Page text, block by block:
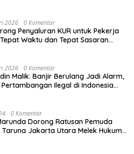
2026 0 Komentar
Penyaluran KUR untuk Pekerja
Waktu dan Tepat Sasaran
2026 0 Komentar
Malik: Banjir Berulang Jadi Alarm,
Pertambangan Ilegal di Indonesia
0 Komentar
Dorong Ratusan Pemuda
Jakarta Utara Melek Hukum